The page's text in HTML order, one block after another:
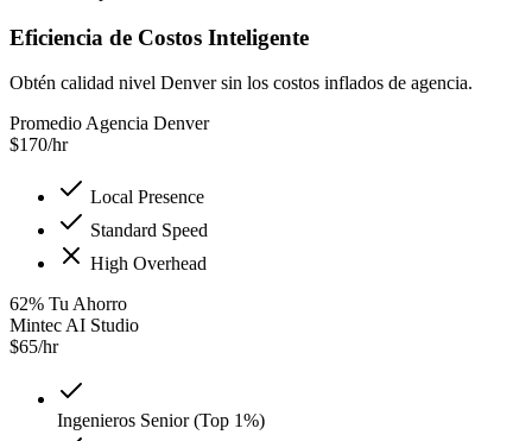
Eficiencia de Costos Inteligente
Obtén calidad nivel Denver sin los costos inflados de agencia.
Promedio Agencia Denver
$170/hr
Local Presence
Standard Speed
High Overhead
62% Tu Ahorro
Mintec AI Studio
$65/hr
Ingenieros Senior (Top 1%)